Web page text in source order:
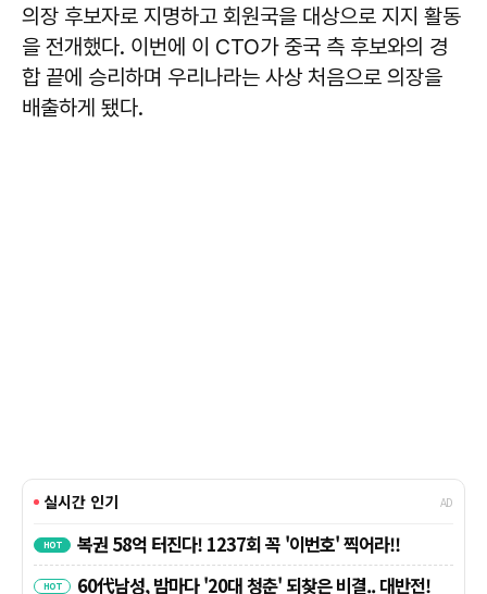
의장 후보자로 지명하고 회원국을 대상으로 지지 활동
을 전개했다. 이번에 이 CTO가 중국 측 후보와의 경
합 끝에 승리하며 우리나라는 사상 처음으로 의장을
배출하게 됐다.